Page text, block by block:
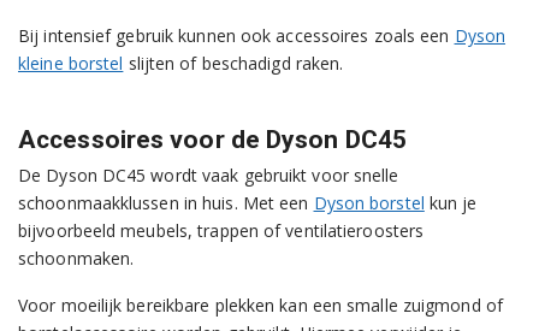
Bij intensief gebruik kunnen ook accessoires zoals een Dyson
kleine borstel slijten of beschadigd raken.
Accessoires voor de Dyson DC45
De Dyson DC45 wordt vaak gebruikt voor snelle
schoonmaakklussen in huis. Met een Dyson borstel kun je
bijvoorbeeld meubels, trappen of ventilatieroosters
schoonmaken.
Voor moeilijk bereikbare plekken kan een smalle zuigmond of